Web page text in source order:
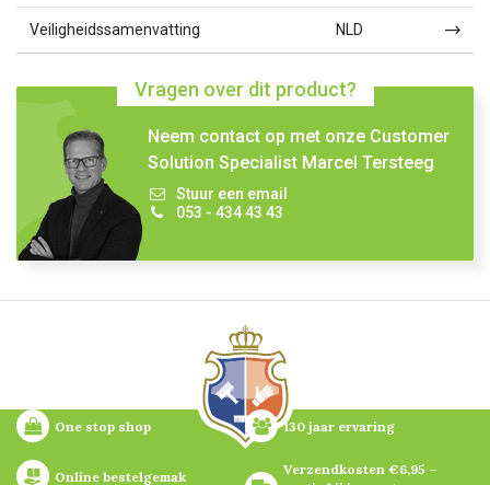
Veiligheidssamenvatting NLD
Vragen over dit product?
Neem contact op met onze Customer
Solution Specialist Marcel Tersteeg
Stuur een email
053 - 434 43 43
One stop shop 130 jaar ervaring
Online bestelgemak
Verzendkosten €6,95 –